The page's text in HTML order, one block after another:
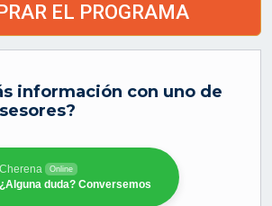
EL PROGRAMA
información con uno de
Cherena Online
¿Alguna duda? Conversemos